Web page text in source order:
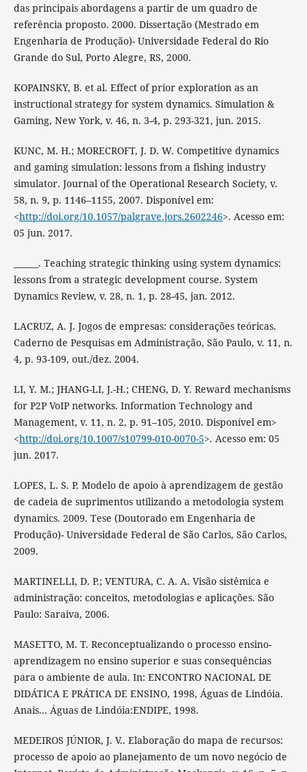
das principais abordagens a partir de um quadro de
referência proposto. 2000. Dissertação (Mestrado em
Engenharia de Produção)- Universidade Federal do Rio
Grande do Sul, Porto Alegre, RS, 2000.
KOPAINSKY, B. et al. Effect of prior exploration as an
instructional strategy for system dynamics. Simulation &
Gaming, New York, v. 46, n. 3-4, p. 293-321, jun. 2015.
KUNC, M. H.; MORECROFT, J. D. W. Competitive dynamics
and gaming simulation: lessons from a fishing industry
simulator. Journal of the Operational Research Society, v.
58, n. 9, p. 1146–1155, 2007. Disponível em:
<http://doi.org/10.1057/palgrave.jors.2602246>. Acesso em:
05 jun. 2017.
______. Teaching strategic thinking using system dynamics:
lessons from a strategic development course. System
Dynamics Review, v. 28, n. 1, p. 28-45, jan. 2012.
LACRUZ, A. J. Jogos de empresas: considerações teóricas.
Caderno de Pesquisas em Administração, São Paulo, v. 11, n.
4, p. 93-109, out./dez. 2004.
LI, Y. M.; JHANG-LI, J.-H.; CHENG, D. Y. Reward mechanisms
for P2P VoIP networks. Information Technology and
Management, v. 11, n. 2, p. 91–105, 2010. Disponível em>
<http://doi.org/10.1007/s10799-010-0070-5>. Acesso em: 05
jun. 2017.
LOPES, L. S. P. Modelo de apoio à aprendizagem de gestão
de cadeia de suprimentos utilizando a metodologia system
dynamics. 2009. Tese (Doutorado em Engenharia de
Produção)- Universidade Federal de São Carlos, São Carlos,
2009.
MARTINELLI, D. P.; VENTURA, C. A. A. Visão sistêmica e
administração: conceitos, metodologias e aplicações. São
Paulo: Saraiva, 2006.
MASETTO, M. T. Reconceptualizando o processo ensino-
aprendizagem no ensino superior e suas consequências
para o ambiente de aula. In: ENCONTRO NACIONAL DE
DIDÁTICA E PRÁTICA DE ENSINO, 1998, Águas de Lindóia.
Anais... Águas de Lindóia:ENDIPE, 1998.
MEDEIROS JÚNIOR, J. V.. Elaboração do mapa de recursos:
processo de apoio ao planejamento de um novo negócio de